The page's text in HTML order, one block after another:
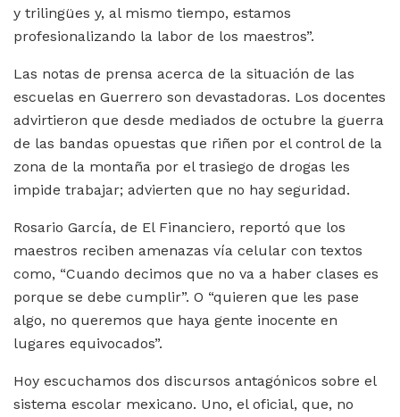
y trilingües y, al mismo tiempo, estamos
profesionalizando la labor de los maestros”.
Las notas de prensa acerca de la situación de las
escuelas en Guerrero son devastadoras. Los docentes
advirtieron que desde mediados de octubre la guerra
de las bandas opuestas que riñen por el control de la
zona de la montaña por el trasiego de drogas les
impide trabajar; advierten que no hay seguridad.
Rosario García, de El Financiero, reportó que los
maestros reciben amenazas vía celular con textos
como, “Cuando decimos que no va a haber clases es
porque se debe cumplir”. O “quieren que les pase
algo, no queremos que haya gente inocente en
lugares equivocados”.
Hoy escuchamos dos discursos antagónicos sobre el
sistema escolar mexicano. Uno, el oficial, que, no